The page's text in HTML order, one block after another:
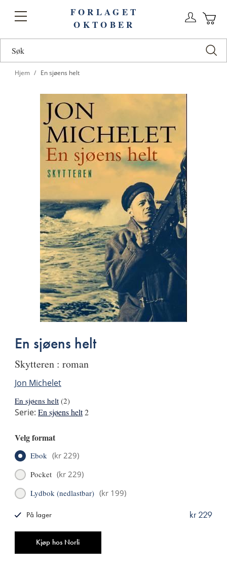
Toggle
FORLAGET
OKTOBER
Hjem En sjøens helt
En sjøens helt
Skytteren : roman
Jon Michelet
En sjøens helt (2)
Serie: En sjøens helt2
Velg format
Ebok (kr 229)
Pocket (kr 229)
Lydbok (nedlastbar) (kr 199)
Kjøp hos Norli
kr 229
På lager